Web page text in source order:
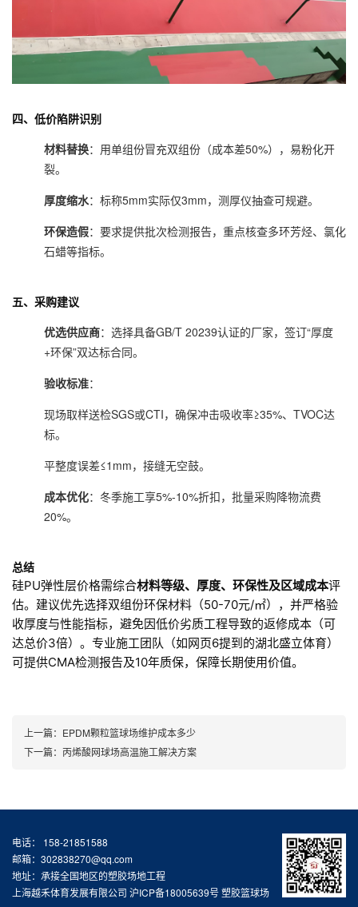
四、 低价陷阱识别
材料替换：用单组份冒充双组份（成本差50%），易粉化开
裂。
厚度缩水：标称5mm实际仅3mm，测厚仪抽查可规避。
环保造假：要求提供批次检测报告，重点核查多环芳烃、氯化
石蜡等指标。
五、 采购建议
优选供应商：选择具备GB/T 20239认证的厂家，签订“厚度
+环保”双达标合同。
验收标准：
现场取样送检SGS或CTI，确保冲击吸收率≥35%、TVOC达
标。
平整度误差≤1mm，接缝无空鼓。
成本优化：冬季施工享5%-10%折扣，批量采购降物流费
20%。
总结
硅PU弹性层价格需综合材料等级、厚度、环保性及区域成本评
估。建议优先选择双组份环保材料（50-70元/㎡），并严格验
收厚度与性能指标，避免因低价劣质工程导致的返修成本（可
达总价3倍）。专业施工团队（如网页6提到的湖北盛立体育）
可提供CMA检测报告及10年质保，保障长期使用价值。
上一篇： EPDM颗粒篮球场维护成本多少
下一篇： 丙烯酸网球场高温施工解决方案
电话： 158-21851588
邮箱：302838270@qq.com
地址：承接全国地区的塑胶场地工程
上海越禾体育发展有限公司 沪ICP备18005639号塑胶篮球场